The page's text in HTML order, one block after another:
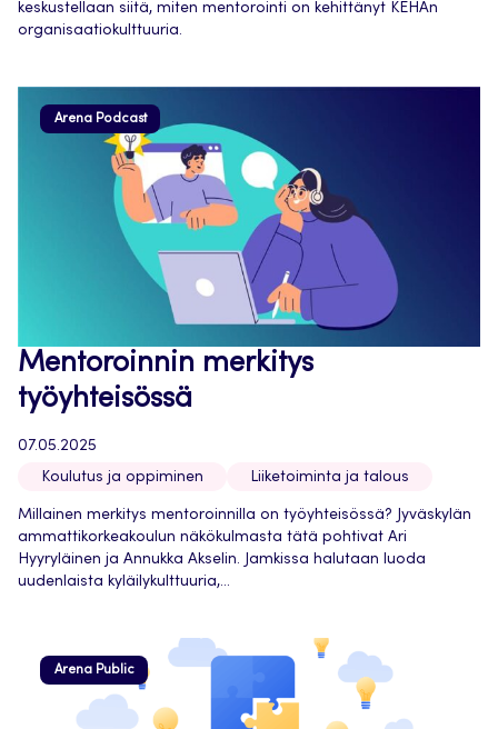
keskustellaan siitä, miten mentorointi on kehittänyt KEHAn
organisaatiokulttuuria.
Arena Podcast
Mentoroinnin merkitys
työyhteisössä
07.05.2025
Koulutus ja oppiminen
Liiketoiminta ja talous
Millainen merkitys mentoroinnilla on työyhteisössä? Jyväskylän
ammattikorkeakoulun näkökulmasta tätä pohtivat Ari
Hyyryläinen ja Annukka Akselin. Jamkissa halutaan luoda
uudenlaista kyläilykulttuuria,...
Arena Public